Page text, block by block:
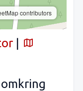
contributors